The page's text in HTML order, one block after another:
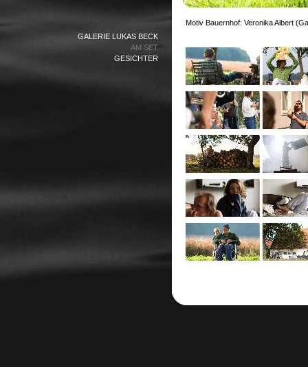
GALERIE LUKAS BECK
AM SET
GESICHTER
Motiv Bauernhof: Veronika Albert